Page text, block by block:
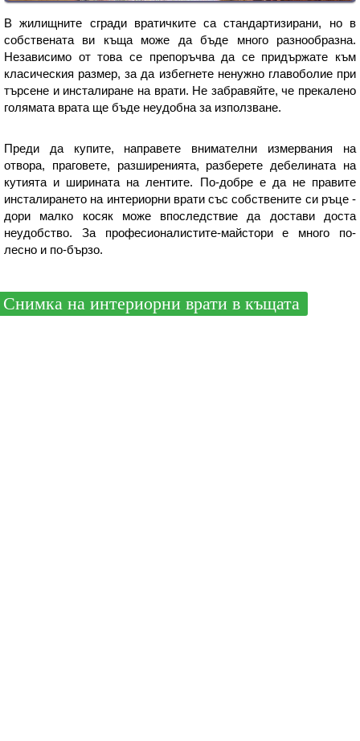
В жилищните сгради вратичките са стандартизирани, но в
собствената ви къща може да бъде много разнообразна.
Независимо от това се препоръчва да се придържате към
класическия размер, за да избегнете ненужно главоболие при
търсене и инсталиране на врати. Не забравяйте, че прекалено
голямата врата ще бъде неудобна за използване.
Преди да купите, направете внимателни измервания на
отвора, праговете, разширенията, разберете дебелината на
кутията и ширината на лентите. По-добре е да не правите
инсталирането на интериорни врати със собствените си ръце -
дори малко косяк може впоследствие да достави доста
неудобство. За професионалистите-майстори е много по-
лесно и по-бързо.
Снимка на интериорни врати в къщата